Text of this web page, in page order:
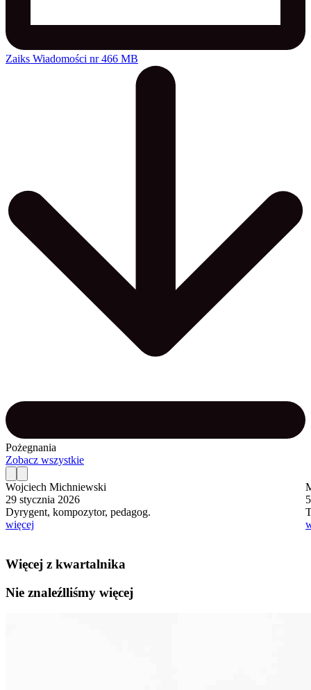
Zaiks Wiadomości nr 466 MB
Pożegnania
Zobacz wszystkie
Wojciech Michniewski
29 stycznia 2026
Dyrygent, kompozytor, pedagog.
więcej
Więcej z kwartalnika
Nie znaleźlliśmy więcej